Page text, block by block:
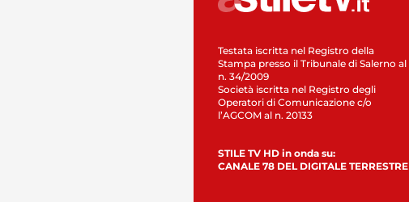
Testata iscritta nel Registro della
Stampa presso il Tribunale di Salerno al
n. 34/2009
Società iscritta nel Registro degli
Operatori di Comunicazione c/o
l’AGCOM al n. 20133
STILE TV HD in onda su:
CANALE 78 DEL DIGITALE TERRESTRE